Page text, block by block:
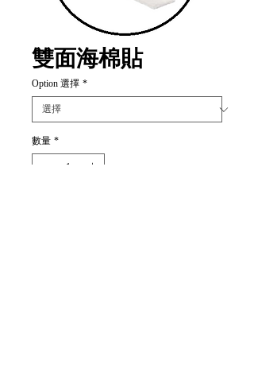
雙面海棉貼
Option 選擇 *
數量 *